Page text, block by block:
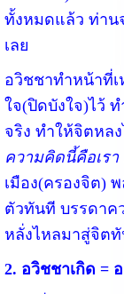
ทั้งหมดแล้ว ท่าน
เลย
อวิชชาทำหน้าที่
ใจ(ปิดบังใจ)ไว้
จริง ทำให้จิตหล
ความคิดนี้คือเรา
เมือง(ครองจิต)
ตัวทันที บรรดาค
หลั่งไหลมาสู่จิต
2. อวิชชาเกิด =